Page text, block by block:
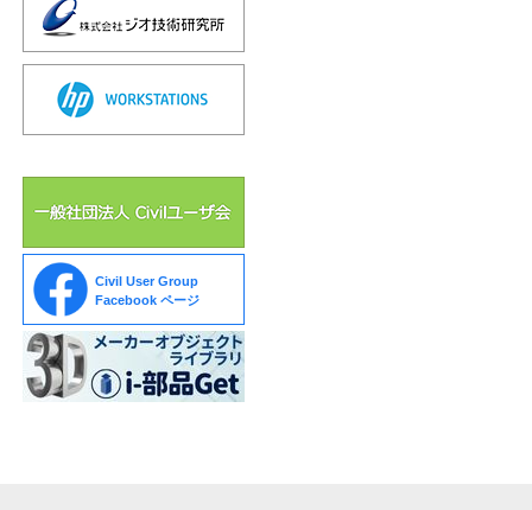
Civil User Group
Facebook ページ